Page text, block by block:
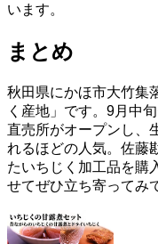
います。
まとめ
秋田県にかほ市大竹集
く産地」です。9月中
直売所がオープンし、
れるほどの人気。佐藤
たいちじく加工品を購
せてぜひ立ち寄ってみ